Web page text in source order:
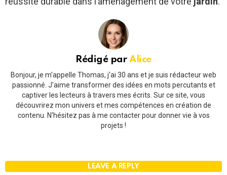
Rédigé parAlice
Bonjour, je m'appelle Thomas, j'ai 30 ans et je suis rédacteur web
passionné. J'aime transformer des idées en mots percutants et
captiver les lecteurs à travers mes écrits. Sur ce site, vous
découvrirez mon univers et mes compétences en création de
contenu. N'hésitez pas à me contacter pour donner vie à vos
projets !
LEAVE A REPLY